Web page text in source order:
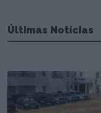
Últimas Notícias